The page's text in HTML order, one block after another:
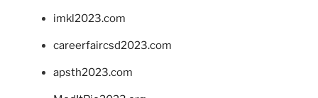
imkl2023.com
careerfaircsd2023.com
apsth2023.com